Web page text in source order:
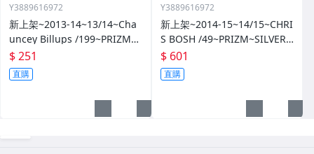
Y3889616972
新上架~2013-14~13/14~Cha
uncey Billups /199~PRIZM~S
ILVER~藍亮~限量/199~10601
14-1
$ 251
直購
Y3889616972
新上架~2014-15~14/15~CHRI
S BOSH /49~PRIZM~SILVER~
紅亮~低限量/49~1060114-1
$ 601
直購